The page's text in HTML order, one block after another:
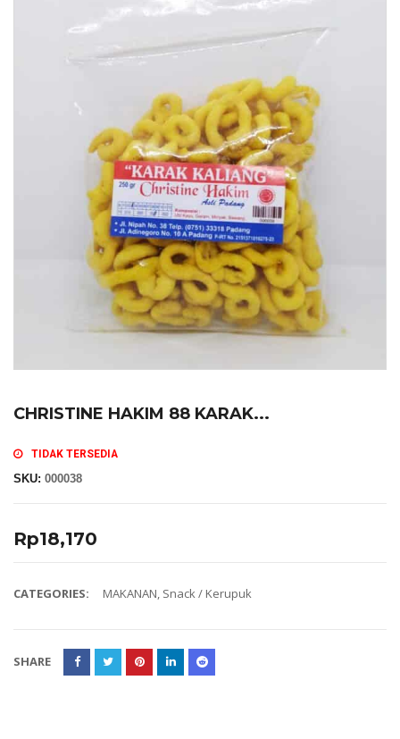
CHRISTINE HAKIM 88 KARAK...
TIDAK TERSEDIA
SKU: 000038
Rp18,170
CATEGORIES: MAKANAN, Snack / Kerupuk
SHARE